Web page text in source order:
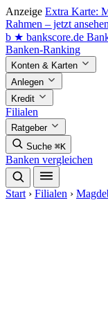
Anzeige Extra Karte:
Rahmen – jetzt
b ★ bankscore.de
Banken-Ranking
Konten & Karten
Anlegen
Kredit
Filialen
Ratgeber
Suche ⌘K
Banken vergleichen
Start › Filialen ›